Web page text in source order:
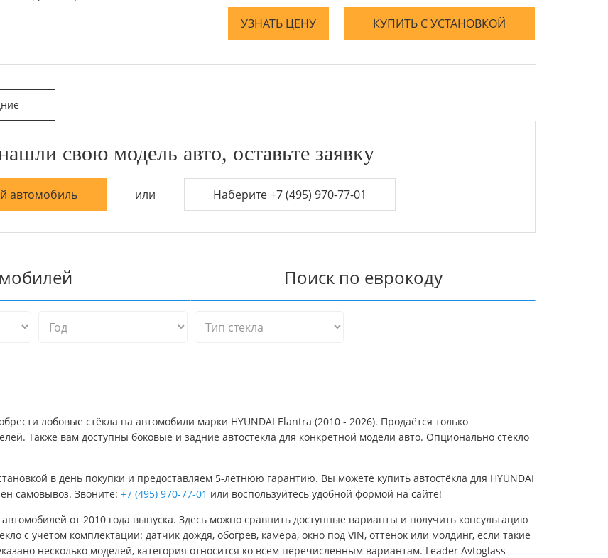
УЗНАТЬ ЦЕНУ КУПИТЬ С УСТАНОВКОЙ
свою модель авто, оставьте заявку
автомобиль или Наберите +7 (495) 970-77-01
Поиск по еврокоду
лобовые стёкла на автомобили марки HYUNDAI Elantra (2010 - 2026). Продаётся только
Также вам доступны боковые и задние автостёкла для конкретной модели авто. Опционально стекло
в день покупки и предоставляем 5-летнюю гарантию. Вы можете купить автостёкла для HYUNDAI
самовывоз. Звоните: +7 (495) 970-77-01 или воспользуйтесь удобной формой на сайте!
от 2010 года выпуска. Здесь можно сравнить доступные варианты и получить консультацию
с учетом комплектации: датчик дождя, обогрев, камера, окно под VIN, оттенок или молдинг, если такие
несколько моделей, категория относится ко всем перечисленным вариантам. Leader Avtoglass